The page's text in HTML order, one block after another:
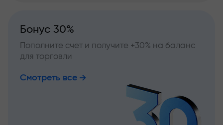
Бонус 30%
Пополните счет и получите +30% на баланс
для торговли
Смотреть все